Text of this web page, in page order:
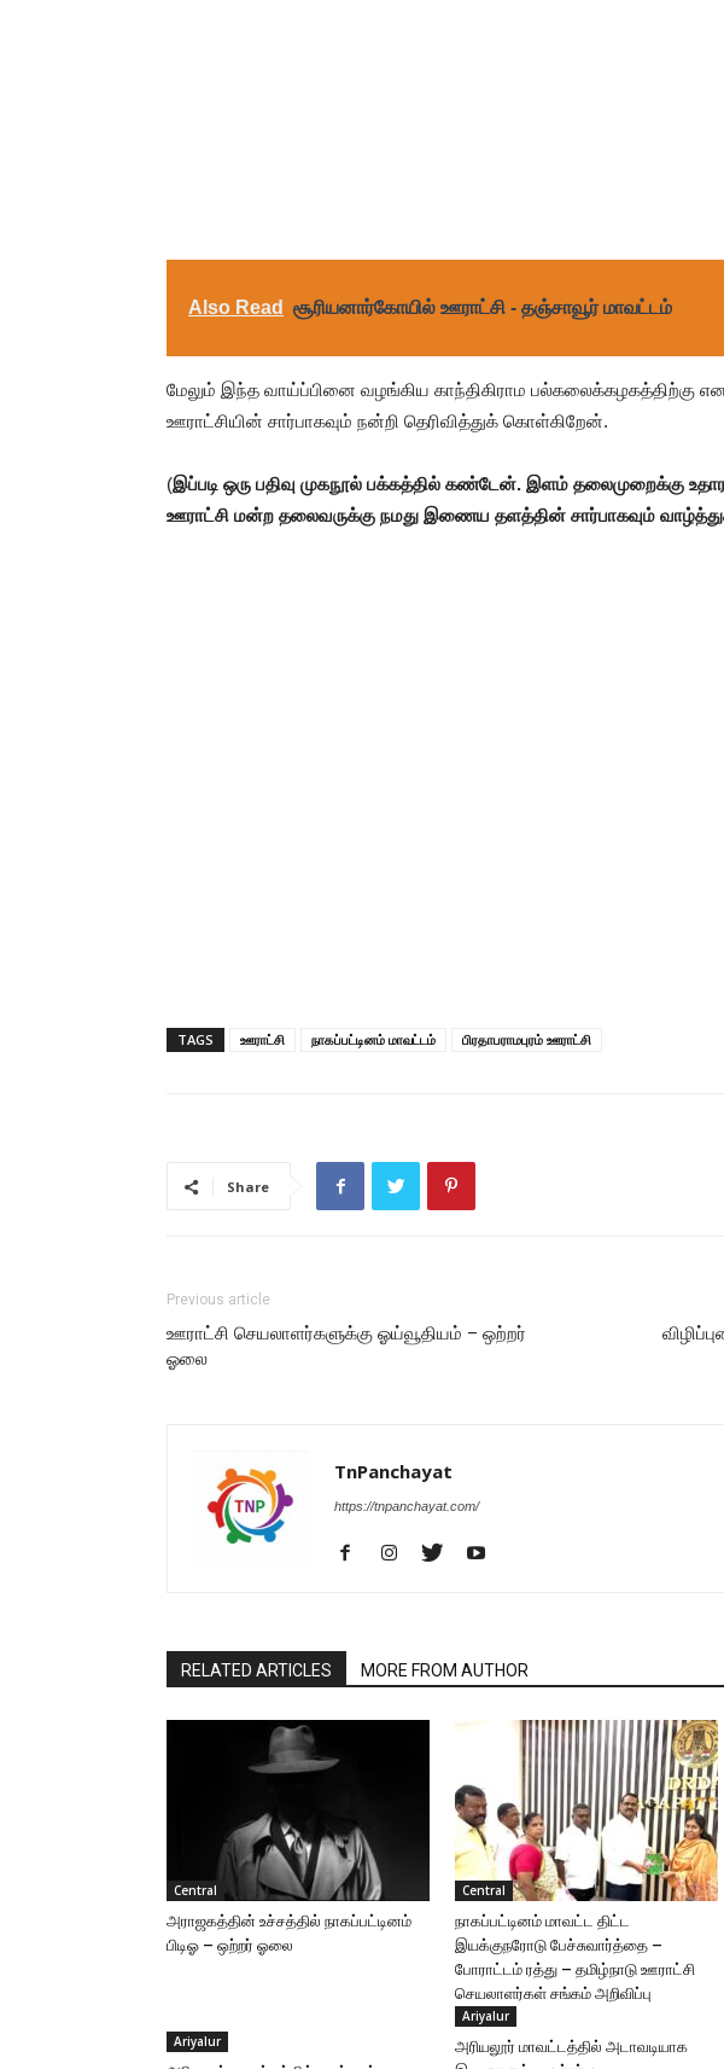
Also Read சூரியனார்கோயில் ஊராட்சி - தஞ்சாவூர் மாவட்டம்
மேலும் இந்த வாய்ப்பினை வழங்கிய காந்திகிராம பல்கலைக்கழகத்திற்கு
ஊராட்சியின் சார்பாகவும் நன்றி தெரிவித்துக் கொள்கிறேன்.
(இப்படி ஒரு பதிவு முகநூல் பக்கத்தில் கண்டேன். இளம் தலைமுறைக்கு
ஊராட்சி மன்ற தலைவருக்கு நமது இணைய தளத்தின் சார்பாகவும்
TAGS ஊராட்சி நாகப்பட்டினம் மாவட்டம் பிரதாபராமபுரம் ஊராட்சி
Share
Previous article
ஊராட்சி செயலாளர்களுக்கு ஓய்வூதியம் – ஒற்றர்
ஓலை
TnPanchayat
https://tnpanchayat.com/
RELATED ARTICLES MORE FROM AUTHOR
Central
அராஜகத்தின் உச்சத்தில் நாகப்பட்டினம்
பிடிஓ – ஒற்றர் ஓலை
Central
நாகப்பட்டினம் மாவட்ட திட்ட
இயக்குநரோடு பேச்சுவார்த்தை –
போராட்டம் ரத்து – தமிழ்நாடு ஊராட்சி
செயலாளர்கள் சங்கம் அறிவிப்பு
Ariyalur
Ariyalur
அரியலூர் மாவட்டத்தில் அடாவடியாக